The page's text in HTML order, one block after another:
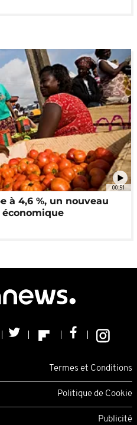
00:51
à 4,6 %, un nouveau
Termes et Conditions
Politique de Cookie
Publicité